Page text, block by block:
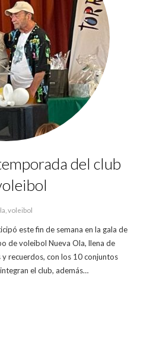
del club
voleibol
este fin de semana en la gala de
de voleibol Nueva Ola, llena de
recuerdos, con los 10 conjuntos
el club, además…